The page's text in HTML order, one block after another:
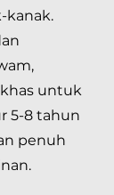
kanak.
untuk
5-8 tahun
penuh